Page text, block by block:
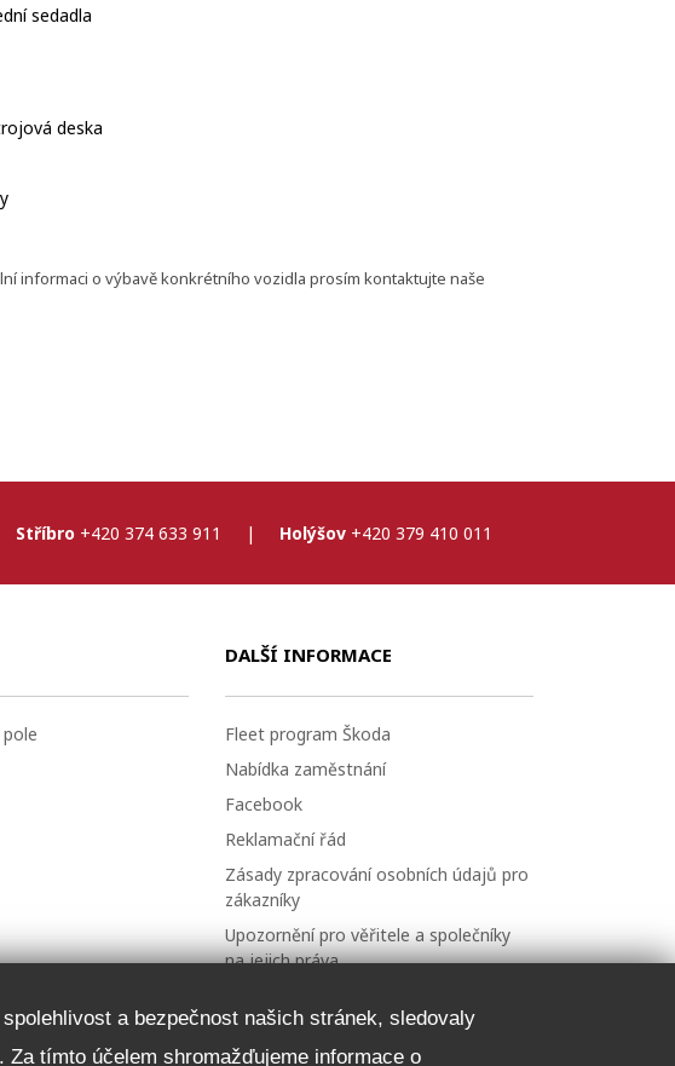
sedadla
deska
informaci o výbavě konkrétního vozidla prosím kontaktujte naše
Stříbro +420 374 633 911 | Holýšov +420 379 410 011
DALŠÍ INFORMACE
Fleet program Škoda
Nabídka zaměstnání
Facebook
Reklamační řád
Zásady zpracování osobních údajů pro
zákazníky
Upozornění pro věřitele a společníky
na jejich práva
NEZÁVAZNĚ POPTAT VŮZ
a bezpečnost našich stránek, sledovaly
tímto účelem shromažďujeme informace o